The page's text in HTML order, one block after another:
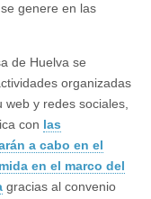
genere en las
de Huelva se
organizadas
y redes sociales,
con las
a cabo en el
en el marco del
gracias al convenio